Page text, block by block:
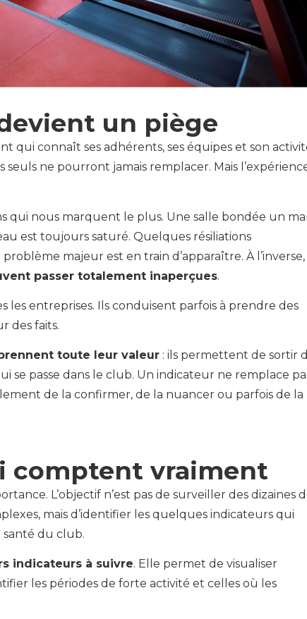
un piège
qui connaît ses adhérents, ses équipes et son
seuls ne pourront jamais remplacer. Mais
qui nous marquent le plus. Une salle bondée un
est toujours saturé. Quelques résiliations
majeur est en train d’apparaître. À l’inverse,
passer totalement inaperçues.
les entreprises. Ils conduisent parfois à prendre des
des faits.
toute leur valeur : ils permettent de sortir
se passe dans le club. Un indicateur ne remplace
de la confirmer, de la nuancer ou parfois de la
comptent vraiment
L’objectif n’est pas de surveiller des dizaines
mais d’identifier les quelques indicateurs qui
du club.
indicateurs à suivre. Elle permet de visualiser
les périodes de forte activité et celles où les